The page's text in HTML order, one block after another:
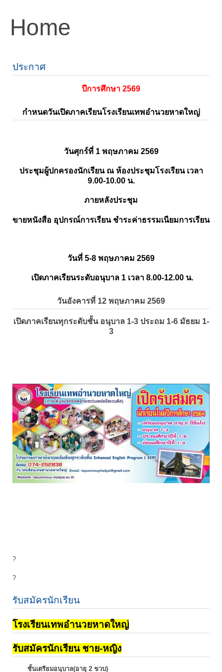
Home
ประกาศ
ปีการศึกษา 2569
กำหนดวันเปิดภาคเรียนโรงเรียนเทพอำนวยหาดใหญ่
วันศุกร์ที่ 1 พฤษภาคม 2569
ประชุมผู้ปกครองนักเรียน ณ ห้องประชุมโรงเรียน เวลา
9.00-10.00 น.
ภายหลังประชุม
ขายหนังสือ อุปกรณ์การเรียน ชำระค่าธรรมเนียมการเรียน
วันที่ 5-8 พฤษภาคม 2569
เปิดภาคเรียนระดับอนุบาล 1 เวลา 8.00-12.00 น.
วันอังคารที่ 12 พฤษภาคม 2569
เปิดภาคเรียนทุกระดับชั้น อนุบาล 1-3 ประถม 1-6 มัธยม 1-
3
?
?
รับสมัครนักเรียน
โรงเรียนเทพอำนวยหาดใหญ่
รับสมัครนักเรียน ชาย-หญิง
ชั้นเตรียมอนุบาล(อายุ 2 ขวบ)